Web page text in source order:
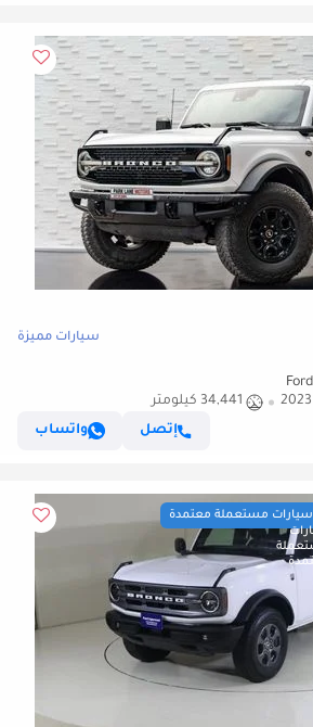
سيارات مميزة
2023
34,441 كيلومتر
إتصل
واتساب
سيارات مستعملة معتمدة